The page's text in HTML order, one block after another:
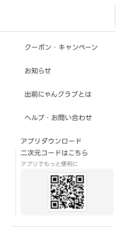
クーポン・キャンペーン
お知らせ
出前にゃんクラブとは
ヘルプ・お問い合わせ
アプリダウンロード
二次元コードはこちら
アプリでもっと便利に